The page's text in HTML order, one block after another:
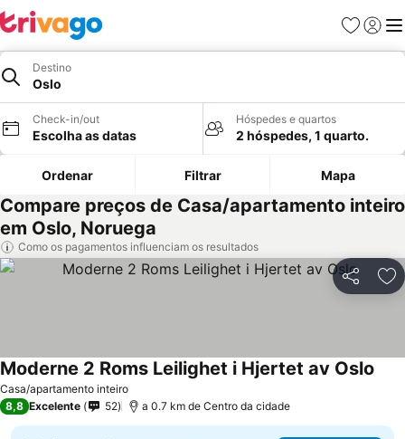
Favoritos
Iniciar
Destino
Oslo
Check-in/out
Escolha as datas
Hóspedes e quartos
2 hóspedes, 1 quarto.
Ordenar Filtrar Mapa
Compare preços de Casa/apartamento inteiro
em Oslo, Noruega
Como os pagamentos influenciam os resultados
Partilhar
Casa/apartamento inteiro
Moderne 2 Roms Leilighet i Hjertet av Oslo
8,8 Excelente 52 a 0.7 km de Centro da cidade